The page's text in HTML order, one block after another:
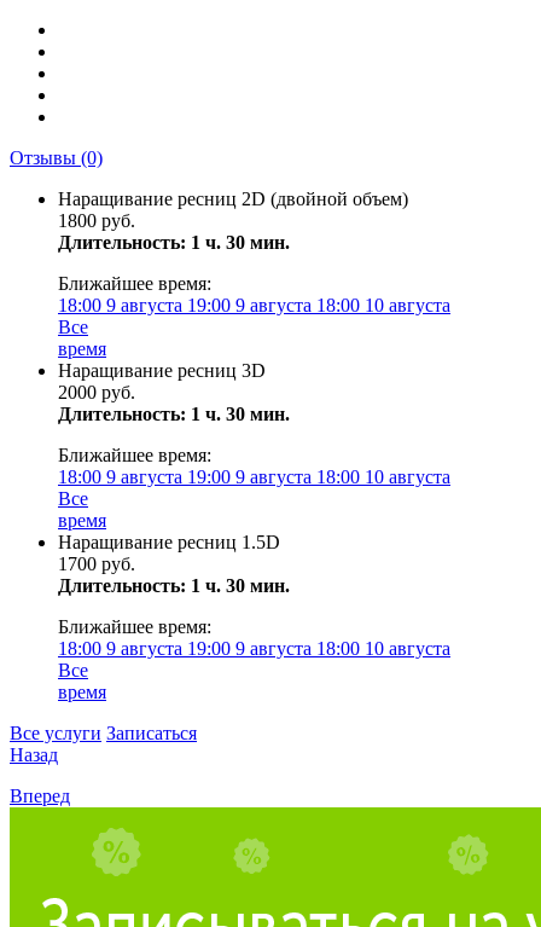
Отзывы (0)
Наращивание ресниц 2D (двойной объем)
1800 руб.
Длительность: 1 ч. 30 мин.
Ближайшее время:
18:00 9 августа 19:00 9 августа 18:00 10 августа
Все
время
Наращивание ресниц 3D
2000 руб.
Длительность: 1 ч. 30 мин.
Ближайшее время:
18:00 9 августа 19:00 9 августа 18:00 10 августа
Все
время
Наращивание ресниц 1.5D
1700 руб.
Длительность: 1 ч. 30 мин.
Ближайшее время:
18:00 9 августа 19:00 9 августа 18:00 10 августа
Все
время
Все услуги Записаться
Назад
Вперед